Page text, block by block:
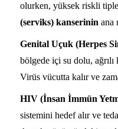
olurken, yüksek riskli
(serviks) kanserininana
Genital Uçuk (Herpes
bölgede içi su dolu,
Virüs vücutta kalır ve
HIV (İnsan İmmün
sistemini hedef alır ve